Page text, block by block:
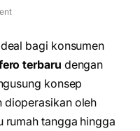
bagi konsumen
terbaru dengan
konsep
dioperasikan oleh
rumah tangga hingga